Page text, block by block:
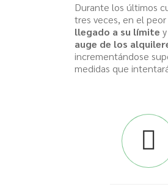
Durante los últimos
tres veces, en el
llegado a su límite
auge de los
incrementándose
medidas que